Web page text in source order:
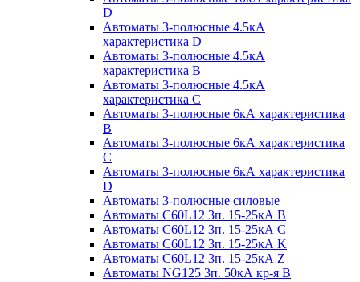
D
Автоматы 3-полюсные 4.5кА
характеристика D
Автоматы 3-полюсные 4.5кА
характеристика В
Автоматы 3-полюсные 4.5кА
характеристика С
Автоматы 3-полюсные 6кА характеристика
B
Автоматы 3-полюсные 6кА характеристика
C
Автоматы 3-полюсные 6кА характеристика
D
Автоматы 3-полюсные силовые
Автоматы C60L12 3п. 15-25кА B
Автоматы C60L12 3п. 15-25кА C
Автоматы C60L12 3п. 15-25кА K
Автоматы C60L12 3п. 15-25кА Z
Автоматы NG125 3п. 50кА кр-я B